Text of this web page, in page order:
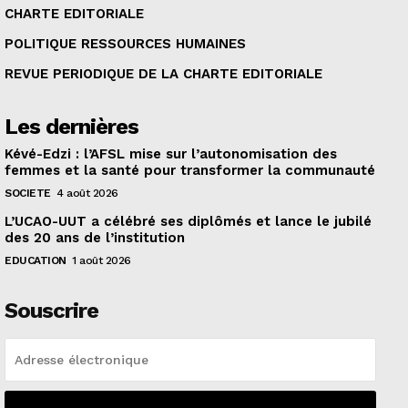
CHARTE EDITORIALE
POLITIQUE RESSOURCES HUMAINES
REVUE PERIODIQUE DE LA CHARTE EDITORIALE
Les dernières
Kévé-Edzi : l’AFSL mise sur l’autonomisation des
femmes et la santé pour transformer la communauté
SOCIETE 4 août 2026
L’UCAO-UUT a célébré ses diplômés et lance le jubilé
des 20 ans de l’institution
EDUCATION 1 août 2026
Souscrire